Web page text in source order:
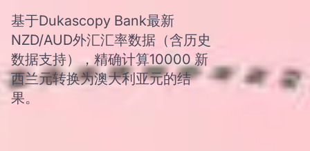
基于Dukascopy Bank最新
NZD/AUD外汇汇率数据（含历史
数据支持），精确计算10000 新
西兰元转换为澳大利亚元的结
果。